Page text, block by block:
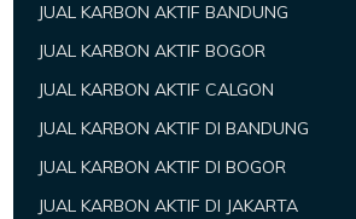
JUAL KARBON AKTIF BANDUNG
JUAL KARBON AKTIF BOGOR
JUAL KARBON AKTIF CALGON
JUAL KARBON AKTIF DI BANDUNG
JUAL KARBON AKTIF DI BOGOR
JUAL KARBON AKTIF DI JAKARTA